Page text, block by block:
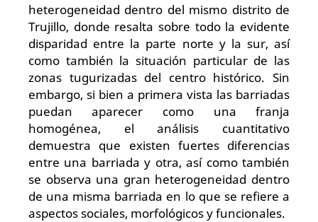
heterogeneidad dentro del mismo distrito de
Trujillo, donde resalta sobre todo la evidente
disparidad entre la parte norte y la sur, así
como también la situación particular de las
zonas tugurizadas del centro histórico. Sin
embargo, si bien a primera vista las barriadas
puedan aparecer como una franja
homogénea, el análisis cuantitativo
demuestra que existen fuertes diferencias
entre una barriada y otra, así como también
se observa una gran heterogeneidad dentro
de una misma barriada en lo que se refiere a
aspectos sociales, morfológicos y funcionales.